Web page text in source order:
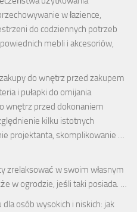
w łazience,
do codziennych potrzeb
mebli i akcesoriów,
do wnętrz przed zakupem
i pułapki do omijania
wnętrz przed dokonaniem
kilku istotnych
projektanta, skomplikowanie …
zrelaksować w swoim własnym
w ogrodzie, jeśli taki posiada. …
osób wysokich i niskich: jak